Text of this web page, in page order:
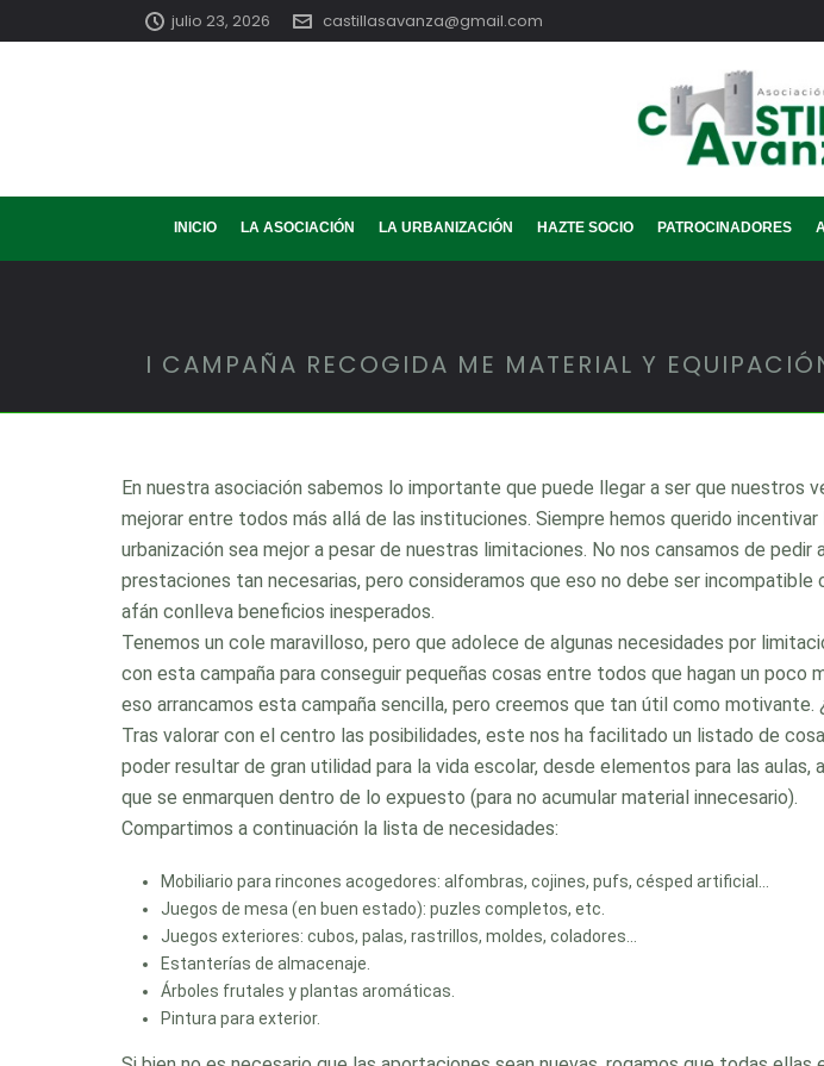
julio 23, 2026 castillasavanza@gmail.com
INICIO LA ASOCIACIÓN LA URBANIZACIÓN HAZTE SOCIO PATROCINADORES
I CAMPAÑA RECOGIDA ME MATERIAL Y
En nuestra asociación sabemos lo importante que puede llegar a ser que
mejorar entre todos más allá de las instituciones. Siempre hemos querido
urbanización sea mejor a pesar de nuestras limitaciones. No nos cansamos de
prestaciones tan necesarias, pero consideramos que eso no debe ser
afán conlleva beneficios inesperados.
Tenemos un cole maravilloso, pero que adolece de algunas necesidades por
con esta campaña para conseguir pequeñas cosas entre todos que hagan un
eso arrancamos esta campaña sencilla, pero creemos que tan útil como
Tras valorar con el centro las posibilidades, este nos ha facilitado un listado de
poder resultar de gran utilidad para la vida escolar, desde elementos para las
que se enmarquen dentro de lo expuesto (para no acumular material innecesario).
Compartimos a continuación la lista de necesidades:
Mobiliario para rincones acogedores: alfombras, cojines, pufs, césped artificial…
Juegos de mesa (en buen estado): puzles completos, etc.
Juegos exteriores: cubos, palas, rastrillos, moldes, coladores…
Estanterías de almacenaje.
Árboles frutales y plantas aromáticas.
Pintura para exterior.